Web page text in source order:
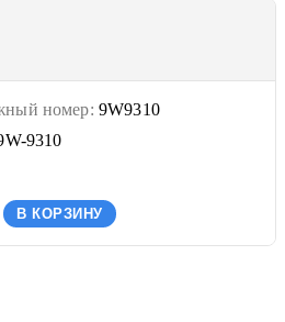
номер: 9W9310
9310
В КОРЗИНУ